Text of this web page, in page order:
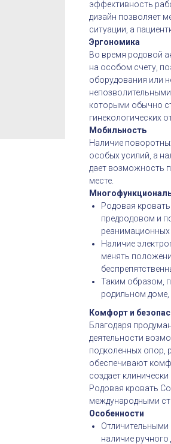
эффективность
дизайн позволяет
ситуации, а
Эргономика
Во время родовой
на особом счету,
оборудования или
которыми обычно
гинекологических
Мобильность
Наличие
особых усилий, а
дает возможность
месте.
Родовая
предродовом и
реанимационных
Наличие
менять
Таким образом,
родильном доме,
Комфорт и
Благодаря
деятельности
подколенных опор,
обеспечивают
создает
Родовая кровать
международными
Особенности
Отличительными
наличие